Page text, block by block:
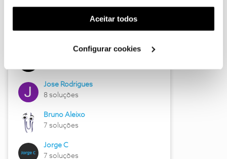
funcionalidade) e adaptar anúncios aos seus interesses
(cookies de publicidade personalizada). Pode gerir a
utilização dos cookies clicando em "Configurar
Aceitar todos
Configurar cookies
Hall of Fame de junho
Jose Rodrigues
8 soluções
Bruno Aleixo
7 soluções
Jorge C
7 soluções